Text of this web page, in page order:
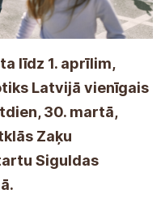
līdz 1. aprīlim,
Latvijā vienīgais
30. martā,
Zaķu
Siguldas